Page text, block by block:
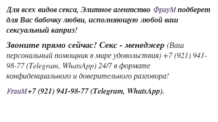
Для всех видов секса, Элитное агентство ФрауМподберет
для Вас бабочку любви, исполняющую любой ваш
сексуальный каприз!
Звоните прямо сейчас! Секс - менеджер (Ваш
персональный помощник в мире удовольствия) +7 (921) 941-
98-77 (Telegram, WhatsApp) 24/7 в формате
конфиденциального и доверительного разговора!
FrauM+7 (921) 941-98-77 (Telegram, WhatsApp).